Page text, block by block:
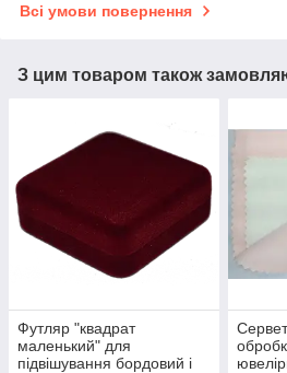
Всі умови повернення
З цим товаром також
Футляр "квадрат
маленький" для
підвішування бордовий і